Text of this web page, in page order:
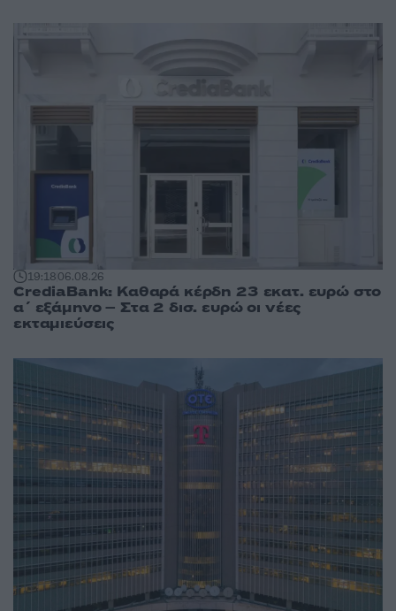
19:1806.08.26
CrediaBank: Καθαρά κέρδη 23 εκατ. ευρώ στο
α΄ εξάμηνο – Στα 2 δισ. ευρώ οι νέες
εκταμιεύσεις